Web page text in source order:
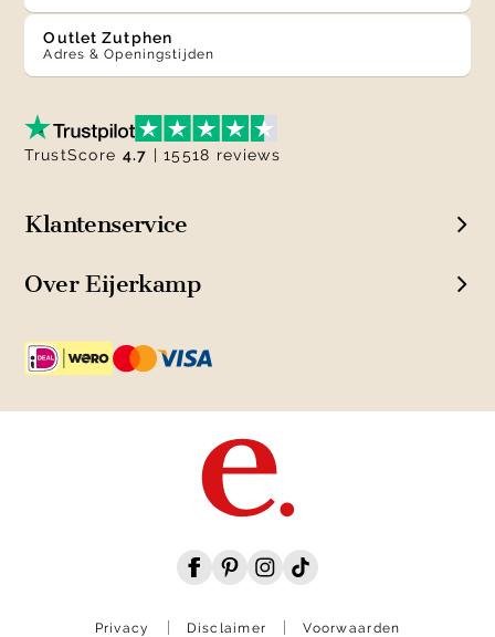
Outlet Zutphen
Adres & Openingstijden
Klantenservice
Over Eijerkamp
TrustScore 4.7 | 15518 reviews
Privacy Disclaimer
Voorwaarden